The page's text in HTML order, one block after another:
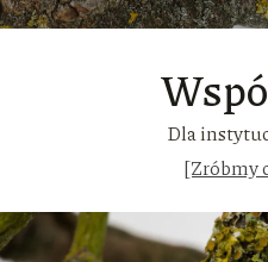
Dla
[Zróbmy